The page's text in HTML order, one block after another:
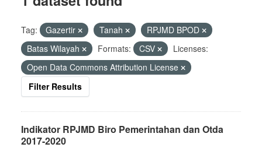
Tag: Gazertir Tanah
RPJMD BPOD
Batas Wilayah
Formats: CSV
Licenses:
Open Data Commons Attribution License
Filter Results
Indikator RPJMD Biro Pemerintahan dan Otda
2017-2020